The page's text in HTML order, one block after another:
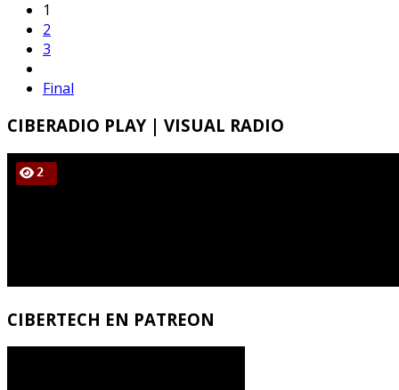
1
2
3
Final
CIBERADIO PLAY | VISUAL RADIO
CIBERTECH EN PATREON